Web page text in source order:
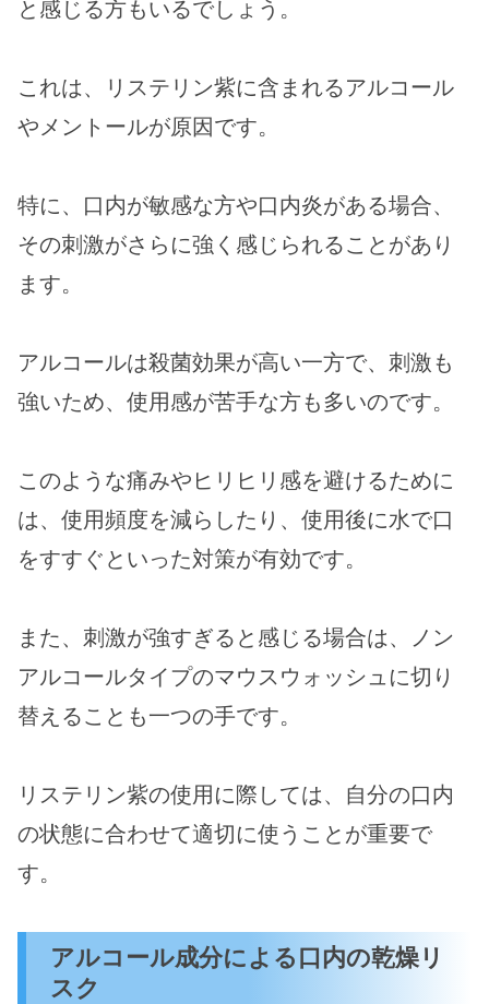
と感じる方もいるでしょう。
これは、リステリン紫に含まれるアルコール
やメントールが原因です。
特に、口内が敏感な方や口内炎がある場合、
その刺激がさらに強く感じられることがあり
ます。
アルコールは殺菌効果が高い一方で、刺激も
強いため、使用感が苦手な方も多いのです。
このような痛みやヒリヒリ感を避けるために
は、使用頻度を減らしたり、使用後に水で口
をすすぐといった対策が有効です。
また、刺激が強すぎると感じる場合は、ノン
アルコールタイプのマウスウォッシュに切り
替えることも一つの手です。
リステリン紫の使用に際しては、自分の口内
の状態に合わせて適切に使うことが重要で
す。
アルコール成分による口内の乾燥リ
スク